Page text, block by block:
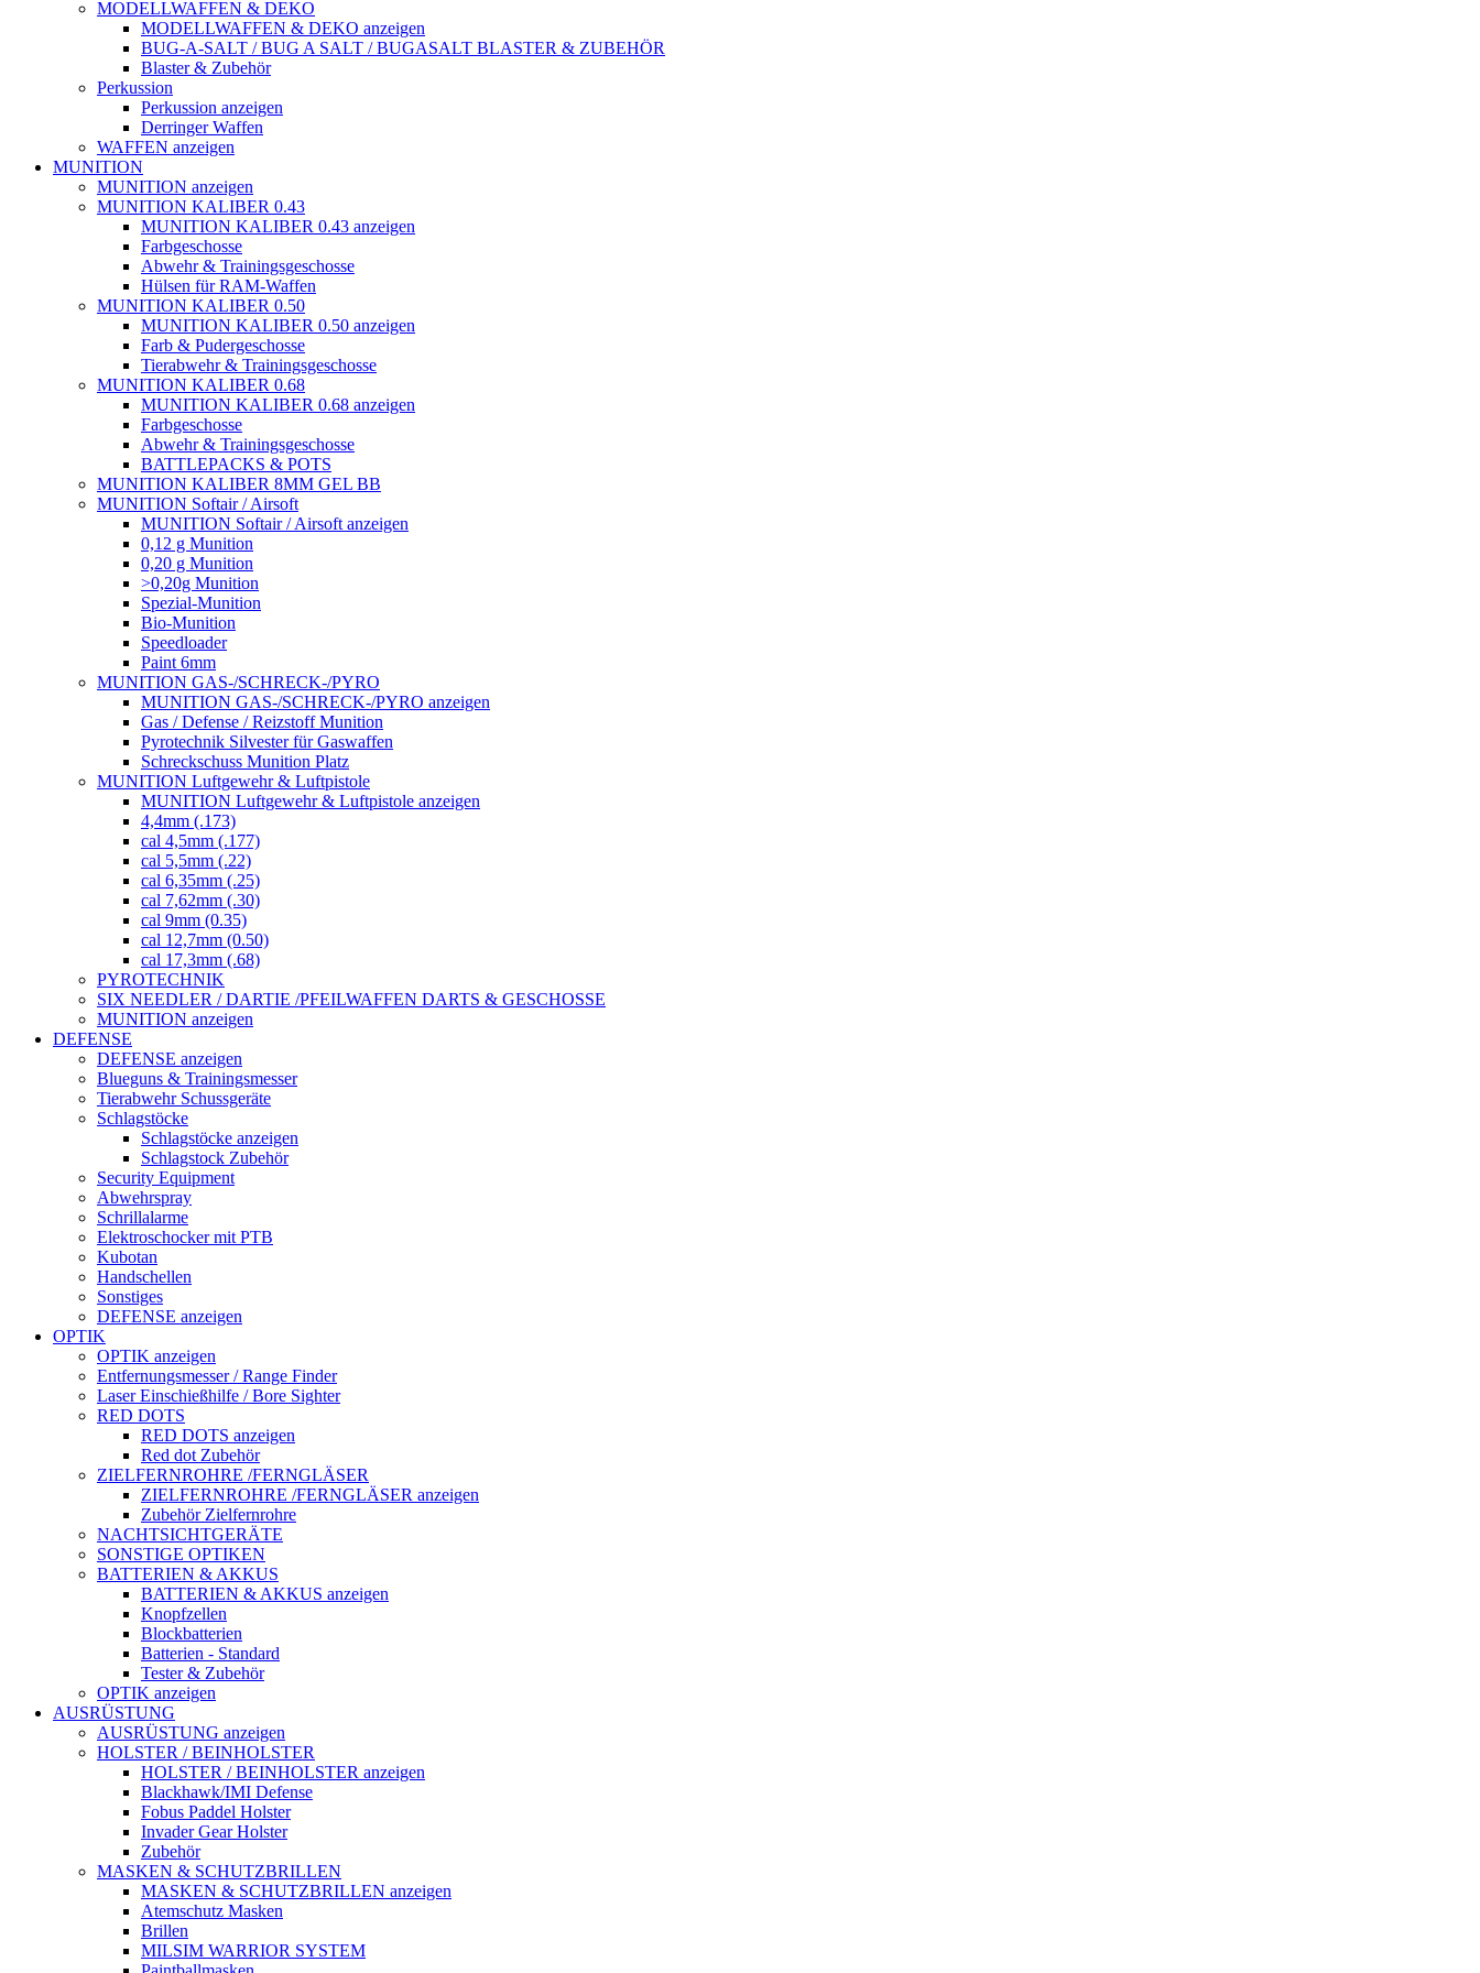
MODELLWAFFEN & DEKO
MODELLWAFFEN & DEKO anzeigen
BUG-A-SALT / BUG A SALT / BUGASALT BLASTER & ZUBEHÖR
Blaster & Zubehör
Perkussion
Perkussion anzeigen
Derringer Waffen
WAFFEN anzeigen
MUNITION
MUNITION anzeigen
MUNITION KALIBER 0.43
MUNITION KALIBER 0.43 anzeigen
Farbgeschosse
Abwehr & Trainingsgeschosse
Hülsen für RAM-Waffen
MUNITION KALIBER 0.50
MUNITION KALIBER 0.50 anzeigen
Farb & Pudergeschosse
Tierabwehr & Trainingsgeschosse
MUNITION KALIBER 0.68
MUNITION KALIBER 0.68 anzeigen
Farbgeschosse
Abwehr & Trainingsgeschosse
BATTLEPACKS & POTS
MUNITION KALIBER 8MM GEL BB
MUNITION Softair / Airsoft
MUNITION Softair / Airsoft anzeigen
0,12 g Munition
0,20 g Munition
>0,20g Munition
Spezial-Munition
Bio-Munition
Speedloader
Paint 6mm
MUNITION GAS-/SCHRECK-/PYRO
MUNITION GAS-/SCHRECK-/PYRO anzeigen
Gas / Defense / Reizstoff Munition
Pyrotechnik Silvester für Gaswaffen
Schreckschuss Munition Platz
MUNITION Luftgewehr & Luftpistole
MUNITION Luftgewehr & Luftpistole anzeigen
4,4mm (.173)
cal 4,5mm (.177)
cal 5,5mm (.22)
cal 6,35mm (.25)
cal 7,62mm (.30)
cal 9mm (0.35)
cal 12,7mm (0.50)
cal 17,3mm (.68)
PYROTECHNIK
SIX NEEDLER / DARTIE /PFEILWAFFEN DARTS & GESCHOSSE
MUNITION anzeigen
DEFENSE
DEFENSE anzeigen
Blueguns & Trainingsmesser
Tierabwehr Schussgeräte
Schlagstöcke
Schlagstöcke anzeigen
Schlagstock Zubehör
Security Equipment
Abwehrspray
Schrillalarme
Elektroschocker mit PTB
Kubotan
Handschellen
Sonstiges
DEFENSE anzeigen
OPTIK
OPTIK anzeigen
Entfernungsmesser / Range Finder
Laser Einschießhilfe / Bore Sighter
RED DOTS
RED DOTS anzeigen
Red dot Zubehör
ZIELFERNROHRE /FERNGLÄSER
ZIELFERNROHRE /FERNGLÄSER anzeigen
Zubehör Zielfernrohre
NACHTSICHTGERÄTE
SONSTIGE OPTIKEN
BATTERIEN & AKKUS
BATTERIEN & AKKUS anzeigen
Knopfzellen
Blockbatterien
Batterien - Standard
Tester & Zubehör
OPTIK anzeigen
AUSRÜSTUNG
AUSRÜSTUNG anzeigen
HOLSTER / BEINHOLSTER
HOLSTER / BEINHOLSTER anzeigen
Blackhawk/IMI Defense
Fobus Paddel Holster
Invader Gear Holster
Zubehör
MASKEN & SCHUTZBRILLEN
MASKEN & SCHUTZBRILLEN anzeigen
Atemschutz Masken
Brillen
MILSIM WARRIOR SYSTEM